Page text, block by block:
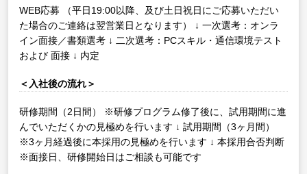
WEB応募 （平日19:00以降、及び土日祝日にご応募いただい
た場合のご連絡は翌営業日となります）
↓ 一次選考：オンラ
イン面接／書類選考 ↓ 二次選考：PCスキル・通信環境テスト
および 面接 ↓ 内定
＜入社後の流れ＞
研修期間（2日間）
※研修プログラム修了後に、試用期間に進
んでいただくかの見極めを行います ↓ 試用期間（3ヶ月間）
※3ヶ月経過後に本採用の見極めを行います ↓ 本採用合否判断
※面接日、研修開始日はご相談も可能です